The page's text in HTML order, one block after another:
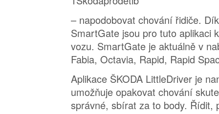
– napodobovat chování řidiče.
SmartGate jsou pro tuto aplikaci
vozu. SmartGate je aktuálně v
Fabia, Octavia, Rapid, Rapid
Aplikace ŠKODA LittleDriver je
umožňuje opakovat chování
správné, sbírat za to body. Řídit,